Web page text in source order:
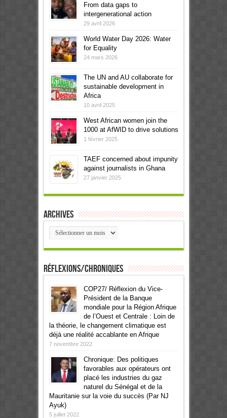
From data gaps to
intergenerational action
29 avril 2026
World Water Day 2026: Water
for Equality
24 mars 2026
The UN and AU collaborate for
sustainable development in
Africa
10 avril 2025
West African women join the
1000 at AfWID to drive solutions
1 février 2025
TAEF concerned about impunity
against journalists in Ghana
27 janvier 2025
Archives
Archives
Réflexions/Chroniques
COP27/ Réflexion du Vice-
Président de la Banque
mondiale pour la Région Afrique
de l’Ouest et Centrale : Loin de
la théorie, le changement climatique est
déjà une réalité accablante en Afrique
7 novembre 2022
Chronique: Des politiques
favorables aux opérateurs ont
placé les industries du gaz
naturel du Sénégal et de la
Mauritanie sur la voie du succès (Par NJ
Ayuk)
5 juillet 2022